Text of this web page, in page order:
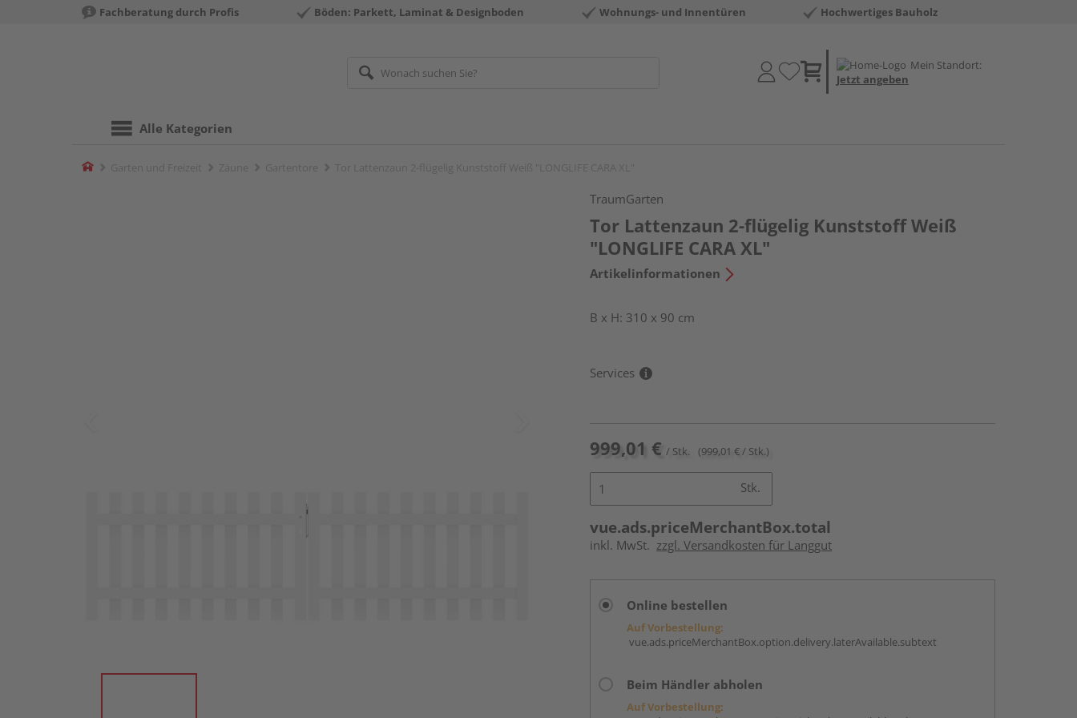
Fachberatung durch Profis Böden: Parkett, Laminat & Designboden Wohnungs- und Innentüren Hochwertiges Bauholz
Mein Standort:
Jetzt angeben
Alle Kategorien
Home
TraumGarten
Tor Lattenzaun 2-flügelig Kunststoff Weiß
"LONGLIFE CARA XL"
Artikelinformationen
B x H: 310 x 90 cm
Services
999,01 € / Stk. (999,01 € / Stk.)
Stk.
vue.ads.priceMerchantBox.total
inkl. MwSt. zzgl. Versandkosten für Langgut
Online bestellen
Auf Vorbestellung:
vue.ads.priceMerchantBox.option.delivery.laterAvailable.subtext
Beim Händler abholen
Auf Vorbestellung: